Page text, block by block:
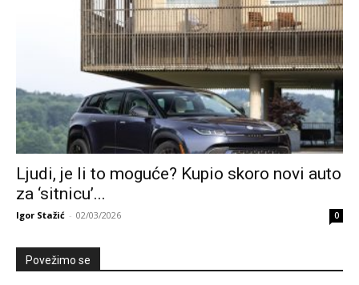
Ljudi, je li to moguće? Kupio skoro novi auto
za ‘sitnicu’...
Igor Stažić - 02/03/2026 0
Povežimo se